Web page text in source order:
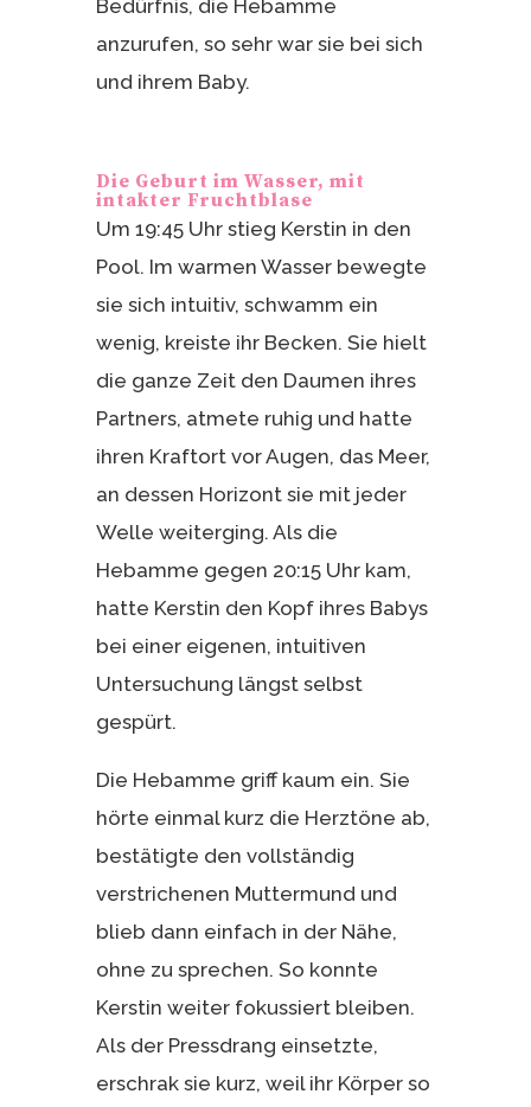
Bedürfnis, die Hebamme
anzurufen, so sehr war sie bei sich
und ihrem Baby.
Die Geburt im Wasser, mit
intakter Fruchtblase
Um 19:45 Uhr stieg Kerstin in den
Pool. Im warmen Wasser bewegte
sie sich intuitiv, schwamm ein
wenig, kreiste ihr Becken. Sie hielt
die ganze Zeit den Daumen ihres
Partners, atmete ruhig und hatte
ihren Kraftort vor Augen, das Meer,
an dessen Horizont sie mit jeder
Welle weiterging. Als die
Hebamme gegen 20:15 Uhr kam,
hatte Kerstin den Kopf ihres Babys
bei einer eigenen, intuitiven
Untersuchung längst selbst
gespürt.
Die Hebamme griff kaum ein. Sie
hörte einmal kurz die Herztöne ab,
bestätigte den vollständig
verstrichenen Muttermund und
blieb dann einfach in der Nähe,
ohne zu sprechen. So konnte
Kerstin weiter fokussiert bleiben.
Als der Pressdrang einsetzte,
erschrak sie kurz, weil ihr Körper so